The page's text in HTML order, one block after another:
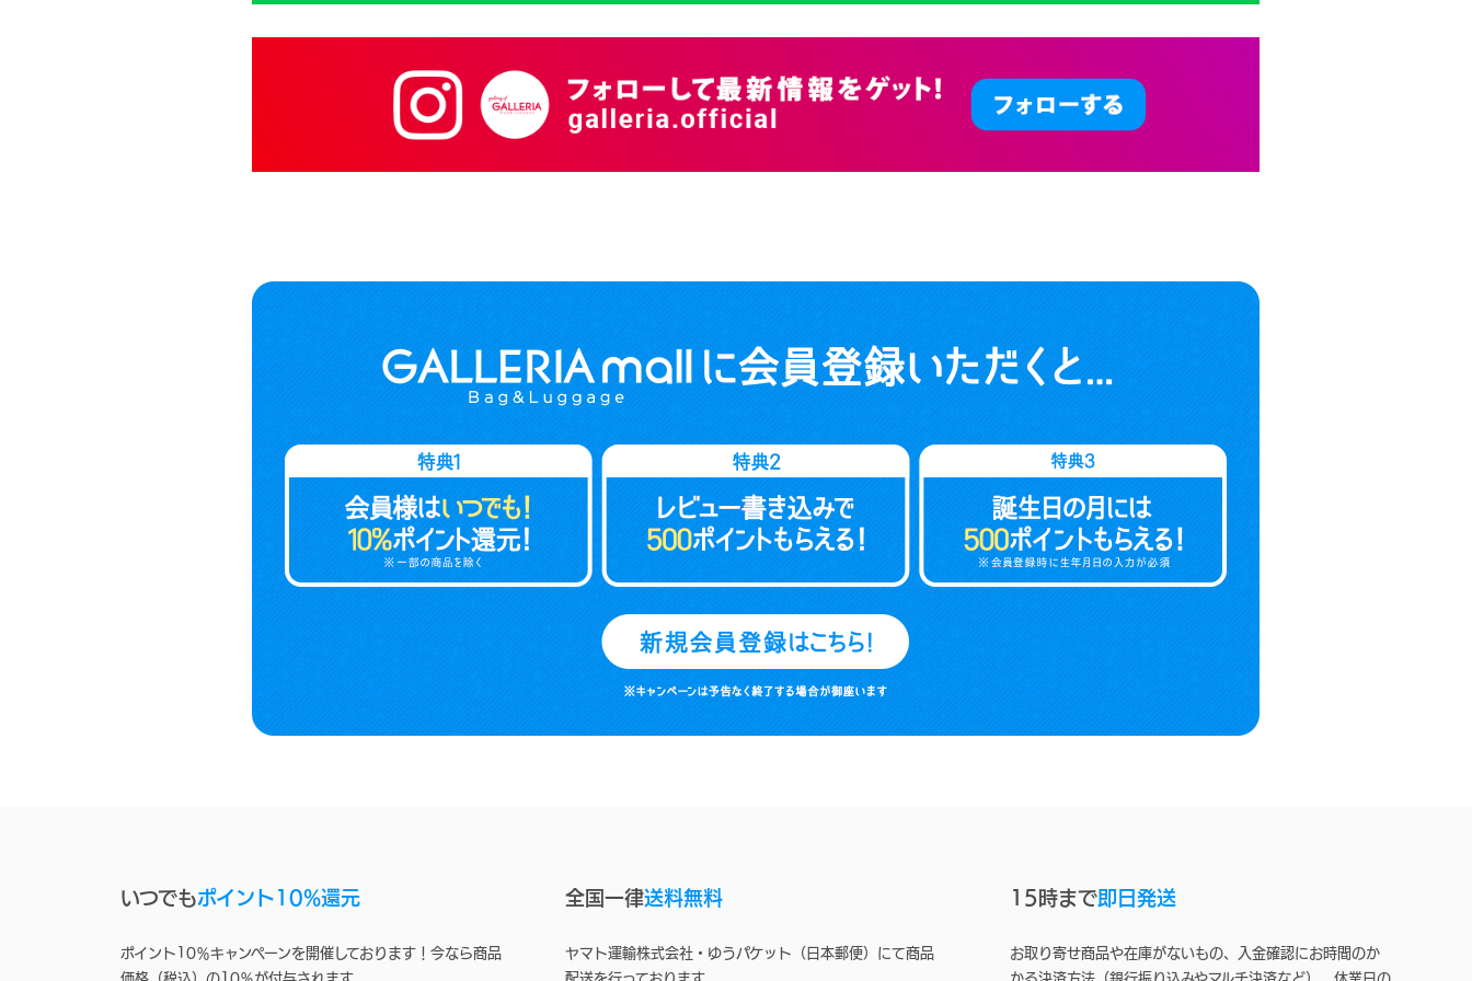
いつでもポイント10%還元
ポイント10％キャンペーンを開催しております！今なら商品
価格（税込）の10％が付与されます。
全国一律送料無料
ヤマト運輸株式会社・ゆうパケット（日本郵便）にて商品
配送を行っております。
15時まで即日発送
お取り寄せ商品や在庫がないもの、入金確認にお時間のか
かる決済方法（銀行振り込みやマルチ決済など）、休業日の